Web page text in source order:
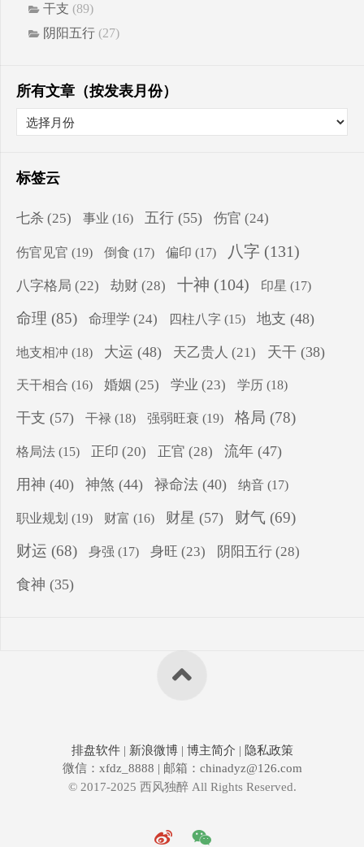
干支 (89)
阴阳五行 (27)
所有文章（按发表月份）
标签云
七杀 (25) 事业 (16) 五行 (55) 伤官 (24)
伤官见官 (19) 倒食 (17) 偏印 (17) 八字 (131)
八字格局 (22) 劫财 (28) 十神 (104) 印星 (17)
命理 (85) 命理学 (24) 四柱八字 (15) 地支 (48)
地支相冲 (18) 大运 (48) 天乙贵人 (21) 天干 (38)
天干相合 (16) 婚姻 (25) 学业 (23) 学历 (18)
干支 (57) 干禄 (18) 强弱旺衰 (19) 格局 (78)
格局法 (15) 正印 (20) 正官 (28) 流年 (47)
用神 (40) 神煞 (44) 禄命法 (40) 纳音 (17)
职业规划 (19) 财富 (16) 财星 (57) 财气 (69)
财运 (68) 身强 (17) 身旺 (23) 阴阳五行 (28)
食神 (35)
排盘软件 | 新浪微博 | 博主简介 | 隐私政策
微信：xfdz_8888 | 邮箱：chinadyz@126.com
© 2017-2025 西风独醉 All Rights Reserved.